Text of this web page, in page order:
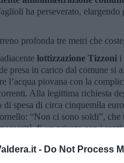
- Do Not Process
ha perseverato, elargendo
profonda tre metri che
lottizzazione Tizzoni i
presa in carico dal comune si
l’acqua piovana con la
Alla legittima richiesta
spesa di circa cinquemila
“Non ci sono soldi”, che
di un privato con i
riuscirebbe bene a
euro - dice Giobbi - con i quali